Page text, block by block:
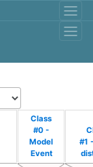
Class
#0 -
Model
Event
#1